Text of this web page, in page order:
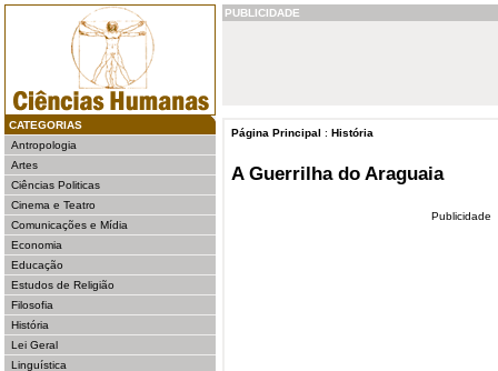
CATEGORIAS
Antropologia
Artes
Ciências Politicas
Cinema e Teatro
Comunicações e Mídia
Economia
Educação
Estudos de Religião
Filosofia
História
Lei Geral
Linguística
PUBLICIDADE
Página Principal : História
A Guerrilha do Araguaia
Publicidade